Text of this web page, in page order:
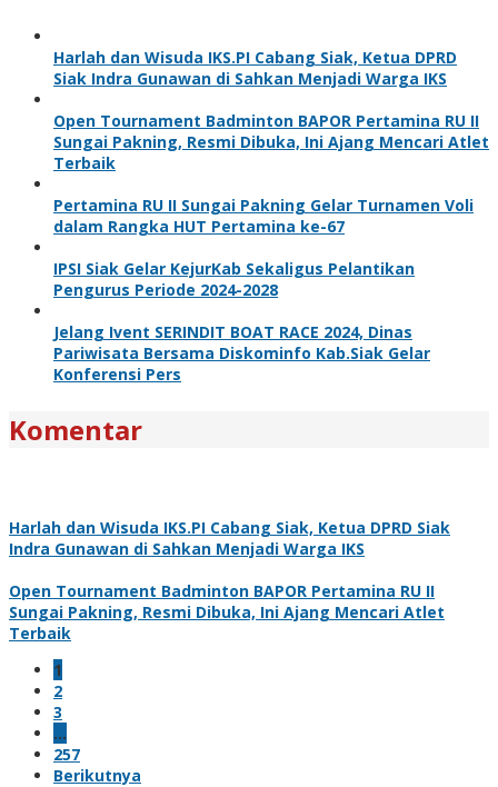
Harlah dan Wisuda IKS.PI Cabang Siak, Ketua DPRD
Siak Indra Gunawan di Sahkan Menjadi Warga IKS
Open Tournament Badminton BAPOR Pertamina RU II
Sungai Pakning, Resmi Dibuka, Ini Ajang Mencari Atlet
Terbaik
Pertamina RU II Sungai Pakning Gelar Turnamen Voli
dalam Rangka HUT Pertamina ke-67
IPSI Siak Gelar KejurKab Sekaligus Pelantikan
Pengurus Periode 2024-2028
Jelang Ivent SERINDIT BOAT RACE 2024, Dinas
Pariwisata Bersama Diskominfo Kab.Siak Gelar
Konferensi Pers
Komentar
Harlah dan Wisuda IKS.PI Cabang Siak, Ketua DPRD Siak
Indra Gunawan di Sahkan Menjadi Warga IKS
Open Tournament Badminton BAPOR Pertamina RU II
Sungai Pakning, Resmi Dibuka, Ini Ajang Mencari Atlet
Terbaik
1
2
3
…
257
Berikutnya